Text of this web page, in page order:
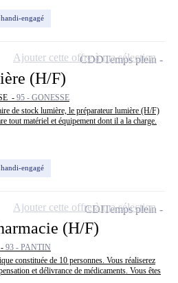
engagé
(H/F)
- 95 - GONESSE
de stock lumière, le préparateur lumière (H/F)
tout matériel et équipement dont il a la charge.
engagé
CDDTemps plein
Ajouter cette offre à ma sélection
(H/F)
93 - PANTIN
constituée de 10 personnes. Vous réaliserez
et délivrance de médicaments. Vous êtes
CDITemps plein
Ajouter cette offre à ma sélection